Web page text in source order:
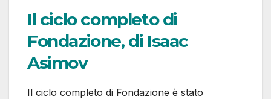
Il ciclo completo di
Fondazione, di Isaac
Asimov
Il ciclo completo di Fondazione è stato